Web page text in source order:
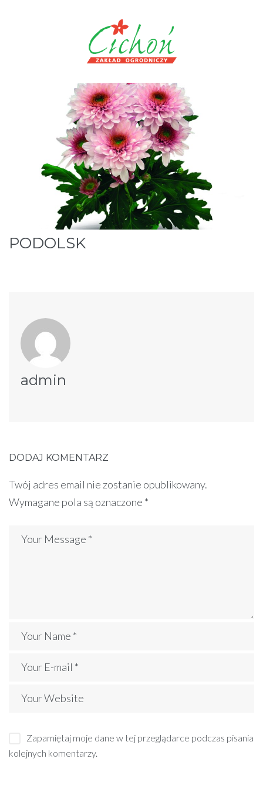
PODOLSK
admin
DODAJ KOMENTARZ
Twój adres email nie zostanie opublikowany.
Wymagane pola są oznaczone *
Zapamiętaj moje dane w tej przeglądarce podczas pisania
kolejnych komentarzy.